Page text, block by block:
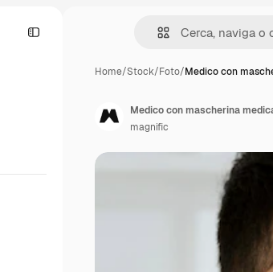
Home/Stock/Foto/Medico con
Medico con mascherina
magnific